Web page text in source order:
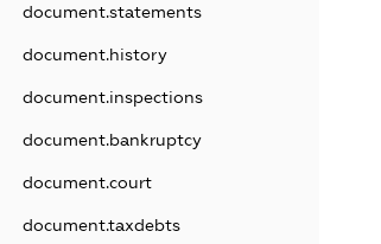
document.statements
document.history
document.inspections
document.bankruptcy
document.court
document.taxdebts